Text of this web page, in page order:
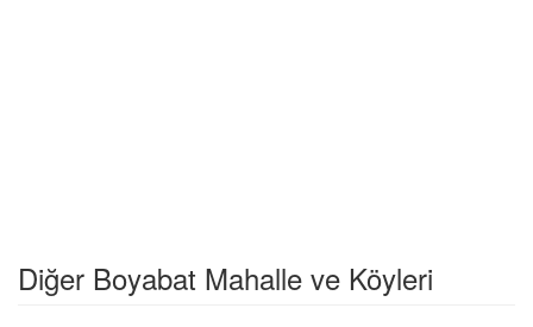
Diğer Boyabat Mahalle ve Köyleri